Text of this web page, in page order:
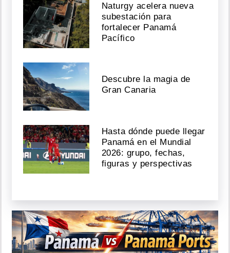
Naturgy acelera nueva
subestación para
fortalecer Panamá
Pacífico
Descubre la magia de
Gran Canaria
Hasta dónde puede llegar
Panamá en el Mundial
2026: grupo, fechas,
figuras y perspectivas